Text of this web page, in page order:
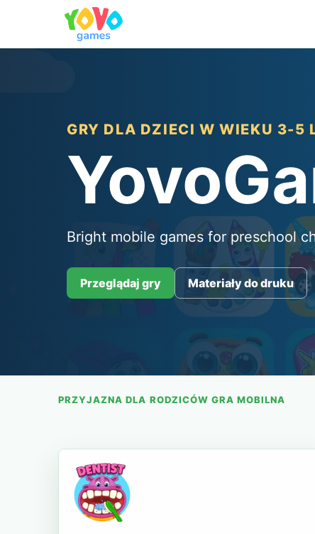
GRY DLA DZIECI W WIEKU 3-5
Bright mobile games for preschool
Przeglądaj gry Materiały do druku
PRZYJAZNA DLA RODZICÓW GRA MOBILNA